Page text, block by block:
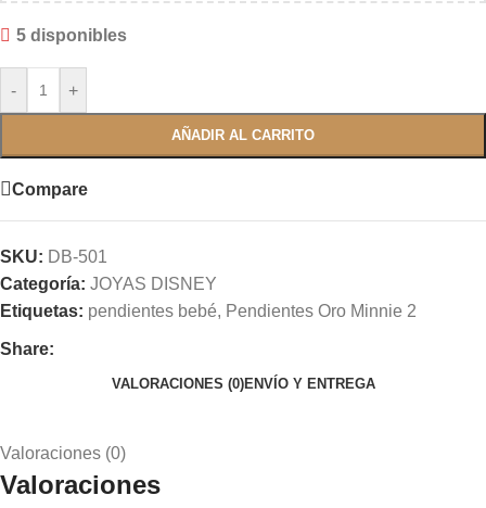
5 disponibles
- +
AÑADIR AL CARRITO
Compare
SKU: DB-501
Categoría: JOYAS DISNEY
Etiquetas: pendientes bebé, Pendientes Oro Minnie 2
Share:
VALORACIONES (0)ENVÍO Y ENTREGA
Valoraciones (0)
Valoraciones